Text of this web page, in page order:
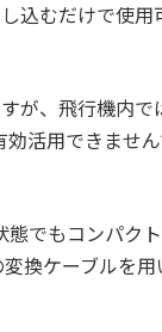
込むだけで使用
が、飛行機内で
活用できません
でもコンパク
換ケーブルを用